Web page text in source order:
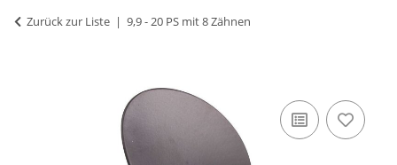
Zurück zur Liste 9,9 - 20 PS mit 8 Zähnen